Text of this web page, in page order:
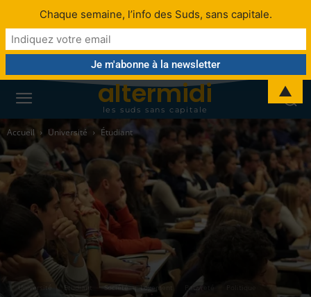
altermidi
les suds sans capitale
Accueil Université Étudiant
Université Étudiant Société Logement Pauvreté
Chaque semaine, l’info des Suds, sans capitale.
▲